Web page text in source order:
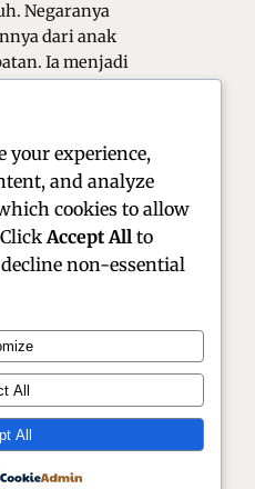
Negaranya
dari anak
Ia menjadi
wajah
| Racer &
your experience,
and analyze
cookies to allow
Accept All to
non-essential
All
All